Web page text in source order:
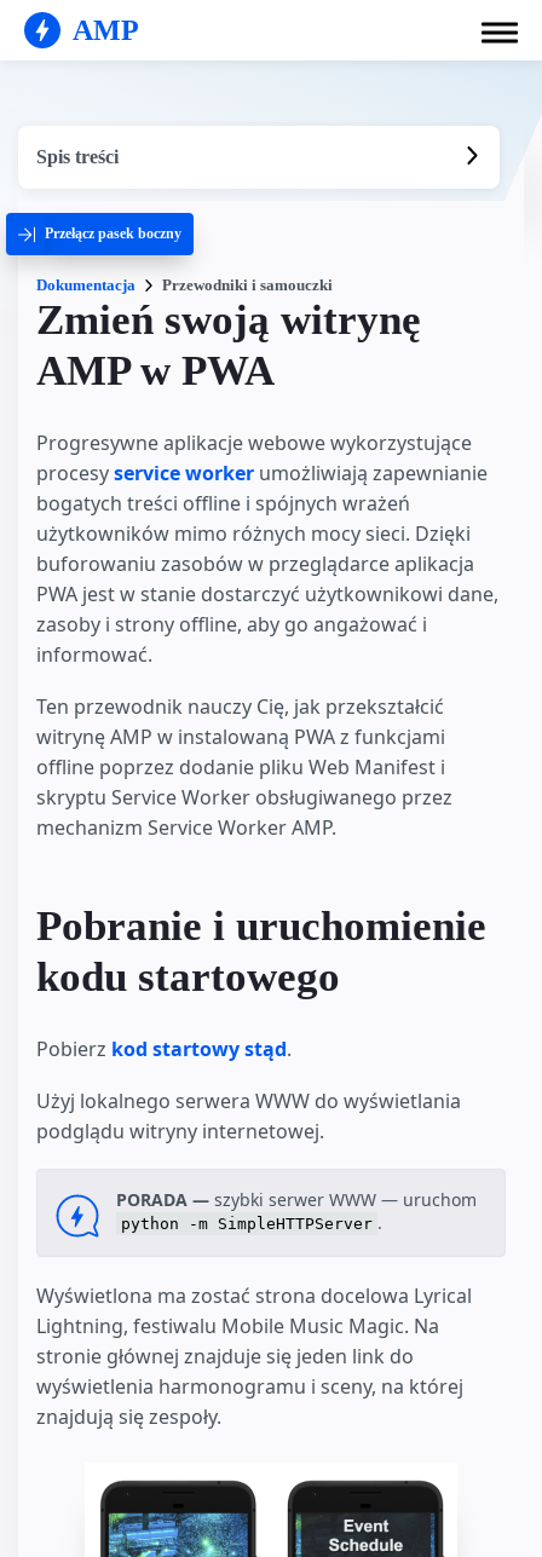
AMP
Spis treści
Przełącz pasek boczny
Dokumentacja Przewodniki i samouczki
Zmień swoją witrynę
AMP w PWA
Progresywne aplikacje webowe wykorzystujące
procesyservice worker umożliwiają zapewnianie
bogatych treści offline i spójnych wrażeń
użytkowników mimo różnych mocy sieci. Dzięki
buforowaniu zasobów w przeglądarce aplikacja
PWA jest w stanie dostarczyć użytkownikowi dane,
zasoby i strony offline, aby go angażować i
informować.
Ten przewodnik nauczy Cię, jak przekształcić
witrynę AMP w instalowaną PWA z funkcjami
offline poprzez dodanie pliku Web Manifest i
skryptu Service Worker obsługiwanego przez
mechanizm Service Worker AMP.
Pobranie i uruchomienie
kodu startowego
Pobierz kod startowy stąd.
Użyj lokalnego serwera WWW do wyświetlania
podglądu witryny internetowej.
PORADA — szybki serwer WWW — uruchom
python -m SimpleHTTPServer .
Wyświetlona ma zostać strona docelowa Lyrical
Lightning, festiwalu Mobile Music Magic. Na
stronie głównej znajduje się jeden link do
wyświetlenia harmonogramu i sceny, na której
znajdują się zespoły.